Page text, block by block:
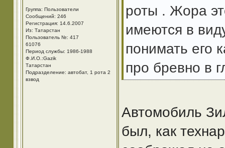
Группа: Пользователи
Сообщений: 246
Регистрация: 14.6.2007
Из: Татарстан
Пользователь №: 417
61076
Период службы: 1986-1988
Ф.И.О.:Gazik
Татарстан
Подразделение: автобат, 1 рота 2
взвод
роты . Жора
имеются в
понимать его
про бревно в
Автомобиль
был, как